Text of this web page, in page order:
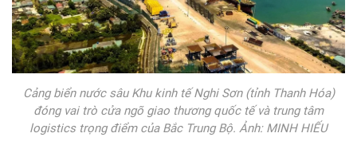
Cảng biển nước sâu Khu kinh tế Nghi Sơn (tỉnh Thanh Hóa)
đóng vai trò cửa ngõ giao thương quốc tế và trung tâm
logistics trọng điểm của Bắc Trung Bộ. Ảnh: MINH HIẾU